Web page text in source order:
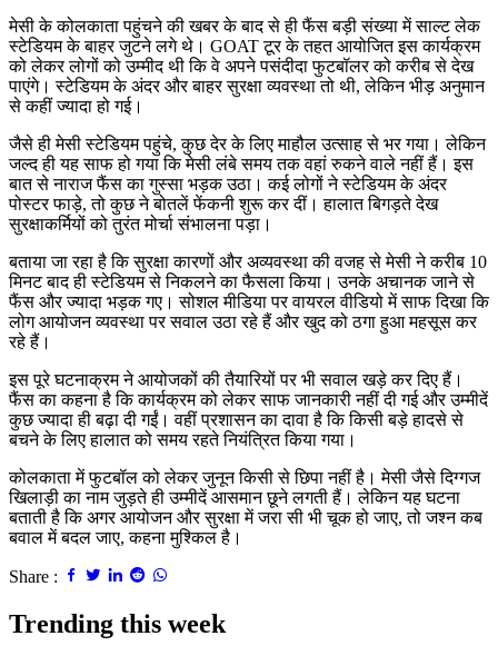
मेसी के कोलकाता पहुंचने की खबर के बाद से ही फैंस बड़ी संख्या में साल्ट लेक
स्टेडियम के बाहर जुटने लगे थे। GOAT टूर के तहत आयोजित इस कार्यक्रम
को लेकर लोगों को उम्मीद थी कि वे अपने पसंदीदा फुटबॉलर को करीब से देख
पाएंगे। स्टेडियम के अंदर और बाहर सुरक्षा व्यवस्था तो थी, लेकिन भीड़ अनुमान
से कहीं ज्यादा हो गई।
जैसे ही मेसी स्टेडियम पहुंचे, कुछ देर के लिए माहौल उत्साह से भर गया। लेकिन
जल्द ही यह साफ हो गया कि मेसी लंबे समय तक वहां रुकने वाले नहीं हैं। इस
बात से नाराज फैंस का गुस्सा भड़क उठा। कई लोगों ने स्टेडियम के अंदर
पोस्टर फाड़े, तो कुछ ने बोतलें फेंकनी शुरू कर दीं। हालात बिगड़ते देख
सुरक्षाकर्मियों को तुरंत मोर्चा संभालना पड़ा।
बताया जा रहा है कि सुरक्षा कारणों और अव्यवस्था की वजह से मेसी ने करीब 10
मिनट बाद ही स्टेडियम से निकलने का फैसला किया। उनके अचानक जाने से
फैंस और ज्यादा भड़क गए। सोशल मीडिया पर वायरल वीडियो में साफ दिखा कि
लोग आयोजन व्यवस्था पर सवाल उठा रहे हैं और खुद को ठगा हुआ महसूस कर
रहे हैं।
इस पूरे घटनाक्रम ने आयोजकों की तैयारियों पर भी सवाल खड़े कर दिए हैं।
फैंस का कहना है कि कार्यक्रम को लेकर साफ जानकारी नहीं दी गई और उम्मीदें
कुछ ज्यादा ही बढ़ा दी गईं। वहीं प्रशासन का दावा है कि किसी बड़े हादसे से
बचने के लिए हालात को समय रहते नियंत्रित किया गया।
कोलकाता में फुटबॉल को लेकर जुनून किसी से छिपा नहीं है। मेसी जैसे दिग्गज
खिलाड़ी का नाम जुड़ते ही उम्मीदें आसमान छूने लगती हैं। लेकिन यह घटना
बताती है कि अगर आयोजन और सुरक्षा में जरा सी भी चूक हो जाए, तो जश्न कब
बवाल में बदल जाए, कहना मुश्किल है।
Share :
Trending this week